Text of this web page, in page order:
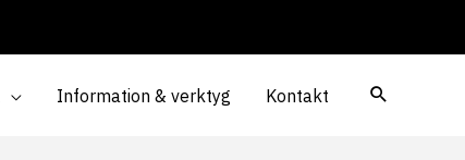
Information & verktyg Kontakt